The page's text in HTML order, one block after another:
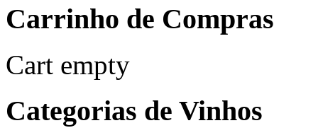
Carrinho de Compras
Cart empty
Categorias de Vinhos